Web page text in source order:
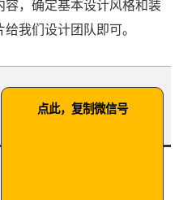
，确定基本设计风格和装
我们设计团队即可。
点此，复制微信号